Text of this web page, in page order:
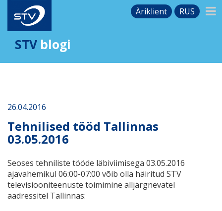
Äriklient RUS
STV blogi
26.04.2016
Tehnilised tööd Tallinnas
03.05.2016
Seoses tehniliste tööde läbiviimisega 03.05.2016
ajavahemikul 06:00-07:00 võib olla häiritud STV
televisiooniteenuste toimimine alljärgnevatel
aadressitel Tallinnas: